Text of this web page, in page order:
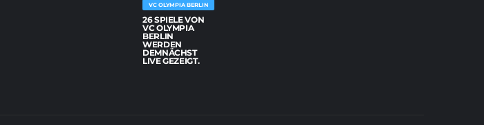
VC OLYMPIA BERLIN
26 SPIELE VON
VC OLYMPIA
BERLIN
WERDEN
DEMNÄCHST
LIVE GEZEIGT.